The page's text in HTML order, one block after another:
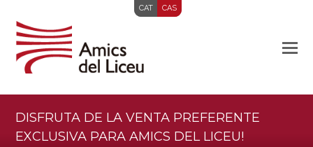
CAT CAS
DISFRUTA DE LA VENTA PREFERENTE
EXCLUSIVA PARA AMICS DEL LICEU!